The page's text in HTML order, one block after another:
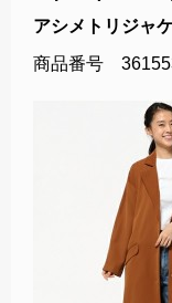
アシメトリジャ
商品番号